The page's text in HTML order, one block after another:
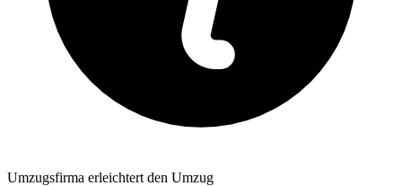
Umzugsfirma erleichtert den Umzug